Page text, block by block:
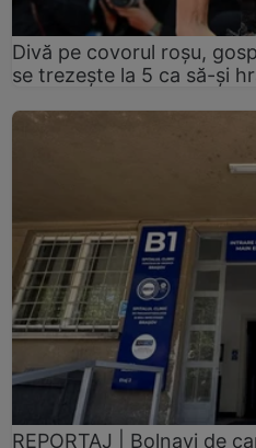
Divă pe covorul roșu,
se trezește la 5 ca să-și
REPORTAJ | Bolnavi de